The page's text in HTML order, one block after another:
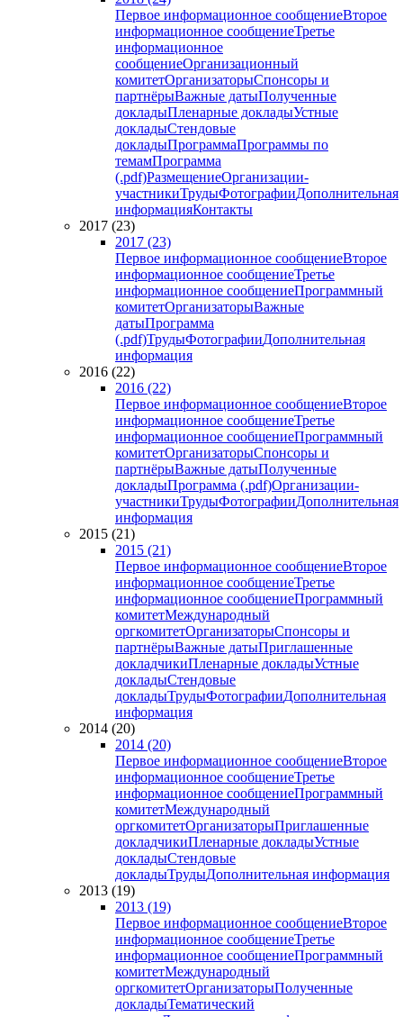
Первое информационное сообщениеВторое
информационное сообщениеТретье
информационное
сообщениеОрганизационный
комитетОрганизаторыСпонсоры и
партнёрыВажные датыПолученные
докладыПленарные докладыУстные
докладыСтендовые
докладыПрограммаПрограммы по
темамПрограмма
(.pdf)РазмещениеОрганизации-
участникиТрудыФотографииДополнительная
информацияКонтакты
2017 (23)
2017 (23)
Первое информационное сообщениеВторое
информационное сообщениеТретье
информационное сообщениеПрограммный
комитетОрганизаторыВажные
датыПрограмма
(.pdf)ТрудыФотографииДополнительная
информация
2016 (22)
2016 (22)
Первое информационное сообщениеВторое
информационное сообщениеТретье
информационное сообщениеПрограммный
комитетОрганизаторыСпонсоры и
партнёрыВажные датыПолученные
докладыПрограмма (.pdf)Организации-
участникиТрудыФотографииДополнительная
информация
2015 (21)
2015 (21)
Первое информационное сообщениеВторое
информационное сообщениеТретье
информационное сообщениеПрограммный
комитетМеждународный
оргкомитетОрганизаторыСпонсоры и
партнёрыВажные датыПриглашенные
докладчикиПленарные докладыУстные
докладыСтендовые
докладыТрудыФотографииДополнительная
информация
2014 (20)
2014 (20)
Первое информационное сообщениеВторое
информационное сообщениеТретье
информационное сообщениеПрограммный
комитетМеждународный
оргкомитетОрганизаторыПриглашенные
докладчикиПленарные докладыУстные
докладыСтендовые
докладыТрудыДополнительная информация
2013 (19)
2013 (19)
Первое информационное сообщениеВторое
информационное сообщениеТретье
информационное сообщениеПрограммный
комитетМеждународный
оргкомитетОрганизаторыПолученные
докладыТематический